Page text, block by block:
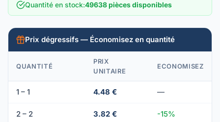
Quantité en stock:49638 pièces disponibles
Prix dégressifs — Économisez en quantité
QUANTITÉ
PRIX
UNITAIRE
ECONOMISEZ
1 – 1 4.48 € —
2 – 2 3.82 € -15%